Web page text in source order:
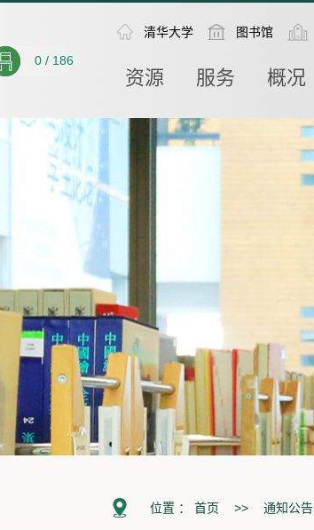
清华大学 图书馆
0 / 186
资源 服务 概况
位置 ： 首页 >> 通知公告